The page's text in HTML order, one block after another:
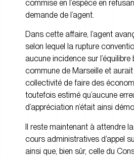
commise en l’espèce en
demande de l’agent.
Dans cette affaire, l’agent
selon lequel la rupture
aucune incidence sur
commune de Marseille et
collectivité de faire des
toutefois estimé qu’aucune
d’appréciation n’était ainsi
Il reste maintenant à attendre
cours administratives d’appel
ainsi que, bien sûr, celle du